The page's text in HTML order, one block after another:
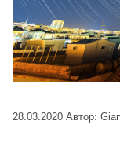
28.03.2020 Автор: